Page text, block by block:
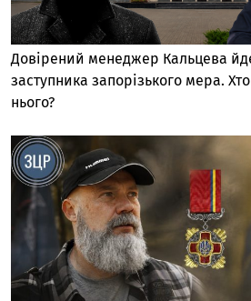
Довірений менеджер Кальцева
заступника запорізького мера.
нього?